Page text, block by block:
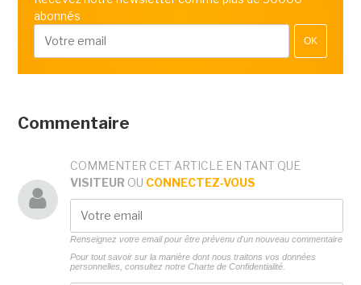
abonnés
OK
Commentaire
COMMENTER CET ARTICLE EN TANT QUE
VISITEUR OU CONNECTEZ-VOUS
Renseignez votre email pour être prévenu d'un nouveau commentaire
Pour tout savoir sur la manière dont nous traitons vos données
personnelles, consultez notre Charte de Confidentialité.